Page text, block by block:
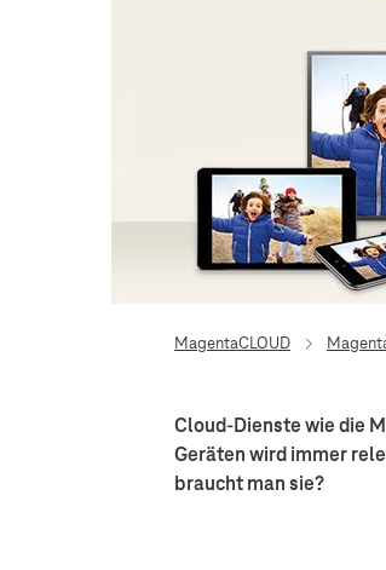
MagentaCLOUD
Cloud-Dienste wie die
Geräten wird immer
braucht man sie?